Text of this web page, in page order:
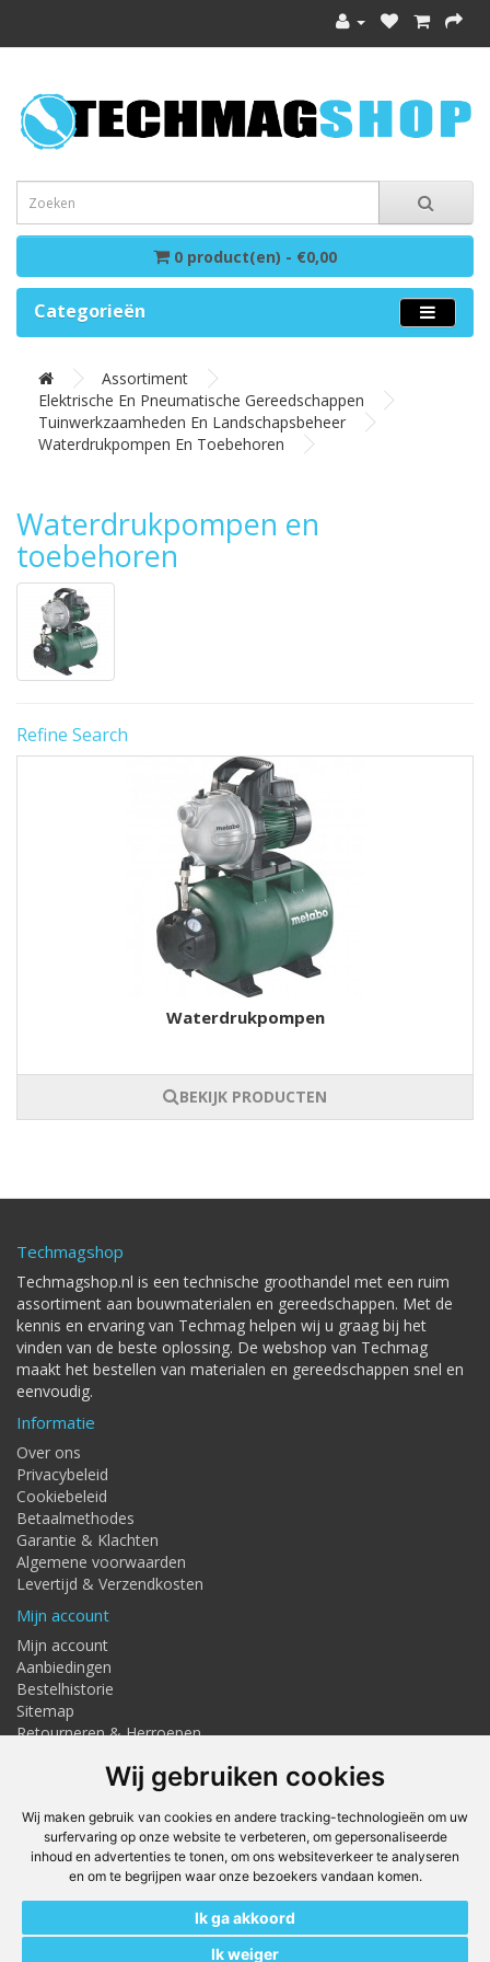
Wij gebruiken cookies
Wij maken gebruik van cookies en andere tracking-technologieën om uw
surfervaring op onze website te verbeteren, om gepersonaliseerde
inhoud en advertenties te tonen, om ons websiteverkeer te analyseren
en om te begrijpen waar onze bezoekers vandaan komen.
Ik ga akkoord
Ik weiger
0 product(en) - €0,00
Categorieën
Assortiment
Elektrische En Pneumatische Gereedschappen
Tuinwerkzaamheden En Landschapsbeheer
Waterdrukpompen En Toebehoren
Waterdrukpompen en
toebehoren
Refine Search
Waterdrukpompen
BEKIJK PRODUCTEN
Techmagshop
Techmagshop.nl is een technische groothandel met een ruim
assortiment aan bouwmaterialen en gereedschappen. Met de
kennis en ervaring van Techmag helpen wij u graag bij het
vinden van de beste oplossing. De webshop van Techmag
maakt het bestellen van materialen en gereedschappen snel en
eenvoudig.
Informatie
Over ons
Privacybeleid
Cookiebeleid
Betaalmethodes
Garantie & Klachten
Algemene voorwaarden
Levertijd & Verzendkosten
Mijn account
Mijn account
Aanbiedingen
Bestelhistorie
Sitemap
Retourneren & Herroepen
Adresgegevens
Textielstraat 4, Haaksbergen
Telefoon: 053-7676275
info@techmaghaaksbergen.nl
Onze Webshops
Techmag247.nl
Vuurwerkstaffel.nl